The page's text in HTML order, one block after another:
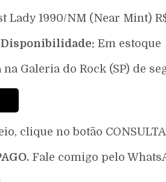
Lady 1990/NM (Near Mint)
Disponibilidade: Em estoque
na Galeria do Rock (SP) de
clique no botão
Fale comigo pelo